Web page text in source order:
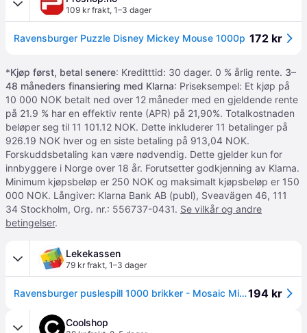
109 kr frakt, 1–3 dager
Ravensburger Puzzle Disney Mickey Mouse 1000p 172 kr
*Kjøp først, betal senere: Kreditttid: 30 dager. 0 % årlig rente. 3–
48 måneders finansiering med Klarna: Priseksempel: Et kjøp på
10 000 NOK betalt ned over 12 måneder med en gjeldende rente
på 21.9 % har en effektiv rente (APR) på 21,90%. Totalkostnaden
beløper seg til 11 101.12 NOK. Dette inkluderer 11 betalinger på
926.19 NOK hver og en siste betaling på 913,04 NOK.
Forskuddsbetaling kan være nødvendig. Dette gjelder kun for
innbyggere i Norge over 18 år. Forutsetter godkjenning av Klarna.
Minimum kjøpsbeløp er 250 NOK og maksimalt kjøpsbeløp er 150
000 NOK. Långiver: Klarna Bank AB (publ), Sveavägen 46, 111
34 Stockholm, Org. nr.: 556737-0431. Se vilkår og andre
betingelser.
Lekekassen
79 kr frakt, 1–3 dager
Ravensburger puslespill 1000 brikker - Mosaic Mikke Mus194 kr
Coolshop